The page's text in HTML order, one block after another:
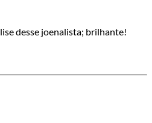
desse joenalista; brilhante!